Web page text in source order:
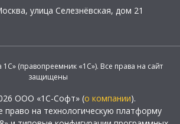
, улица Селезнёвская, дом 21
(правопреемник «1С»). Все права на сайт
защищены
ООО «1С-Софт» (о компании).
право на технологическую платформу